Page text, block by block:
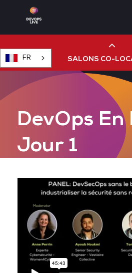
FR SALONS CO-
Cloud & AI Infrastructure
Devops Live
Cloud & Cyber Security
Data & AI Leaders Summit
Data Centre World
DevOps En
Jour 1